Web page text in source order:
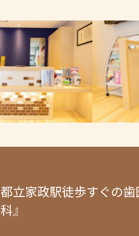
都立家政駅徒歩すぐの
科』